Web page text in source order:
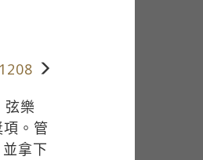
弦樂
。管
拿下